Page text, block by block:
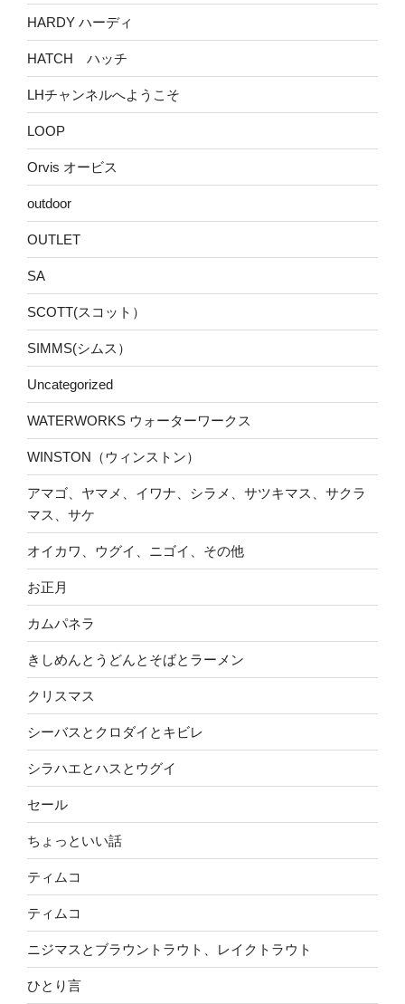
HARDY ハーディ
HATCH ハッチ
LHチャンネルへようこそ
LOOP
Orvis オービス
outdoor
OUTLET
SA
SCOTT(スコット）
SIMMS(シムス）
Uncategorized
WATERWORKS ウォーターワークス
WINSTON（ウィンストン）
アマゴ、ヤマメ、イワナ、シラメ、サツキマス、サクラ
マス、サケ
オイカワ、ウグイ、ニゴイ、その他
お正月
カムパネラ
きしめんとうどんとそばとラーメン
クリスマス
シーバスとクロダイとキビレ
シラハエとハスとウグイ
セール
ちょっといい話
ティムコ
ティムコ
ニジマスとブラウントラウト、レイクトラウト
ひとり言